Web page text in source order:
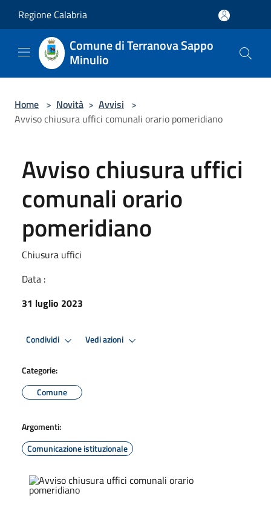
Regione Calabria
Comune di Terranova Sappo
Minulio
Home > Novità > Avvisi >
Avviso chiusura uffici comunali orario pomeridiano
Avviso chiusura uffici
comunali orario
pomeridiano
Chiusura uffici
Data :
31 luglio 2023
Condividi Vedi azioni
Categorie:
Comune
Argomenti:
Comunicazione istituzionale